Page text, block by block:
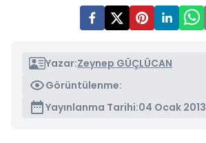
Yazar:Zeynep GÜÇLÜCAN
Görüntülenme:
Yayınlanma Tarihi:04 Ocak 2013